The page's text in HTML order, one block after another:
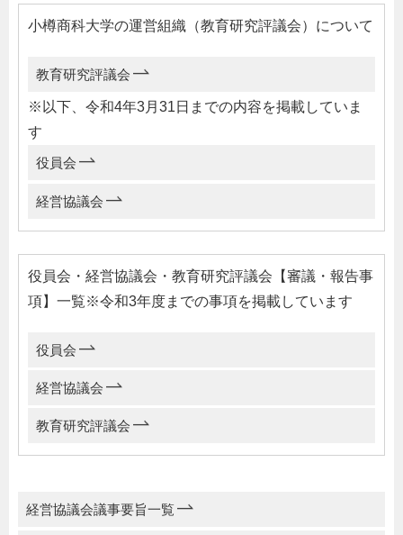
小樽商科大学の運営組織（教育研究評議会）について
教育研究評議会
※以下、令和4年3月31日までの内容を掲載していま
す
役員会
経営協議会
役員会・経営協議会・教育研究評議会【審議・報告事
項】一覧※令和3年度までの事項を掲載しています
役員会
経営協議会
教育研究評議会
経営協議会議事要旨一覧